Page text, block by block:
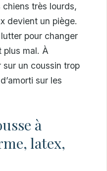
très lourds,
devient un piège.
pour changer
plus mal. À
sur un coussin trop
sur les
à
latex,